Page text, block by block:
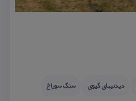
دیدنیهای گیوی سنگ سوراخ